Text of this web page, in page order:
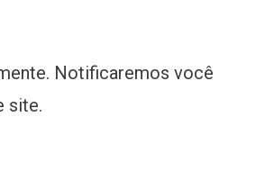
Notificaremos você
site.